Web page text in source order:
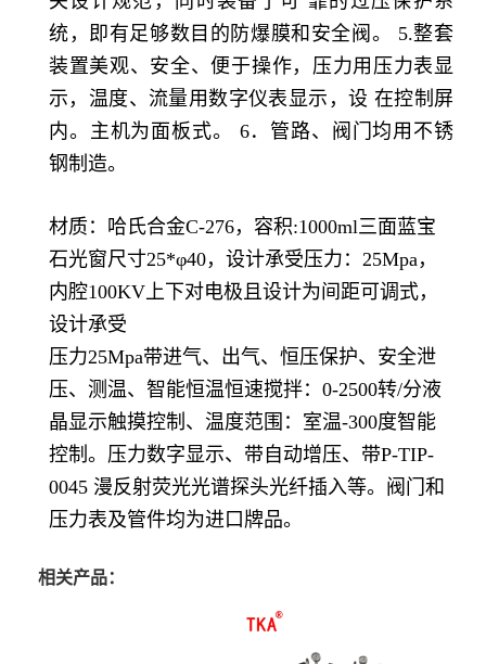
统，即有足够数目的防爆膜和安全阀。 5.整套
装置美观、安全、便于操作，压力用压力表显
示，温度、流量用数字仪表显示，设 在控制屏
内。主机为面板式。 6．管路、阀门均用不锈
钢制造。
材质：哈氏合金C-276，容积:1000ml三面蓝宝
石光窗尺寸25*φ40，设计承受压力：25Mpa，
内腔100KV上下对电极且设计为间距可调式，
设计承受
压力25Mpa带进气、出气、恒压保护、安全泄
压、测温、智能恒温恒速搅拌：0-2500转/分液
晶显示触摸控制、温度范围：室温-300度智能
控制。压力数字显示、带自动增压、带P-TIP-
0045 漫反射荧光光谱探头光纤插入等。阀门和
压力表及管件均为进口牌品。
相关产品：